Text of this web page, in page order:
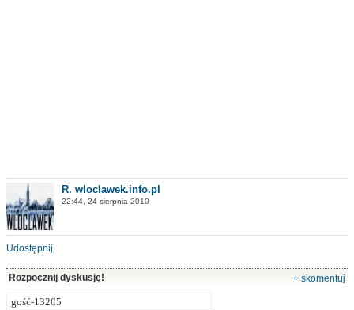
R. wloclawek.info.pl
22:44, 24 sierpnia 2010
Udostępnij
Rozpocznij dyskusję! + skomentuj